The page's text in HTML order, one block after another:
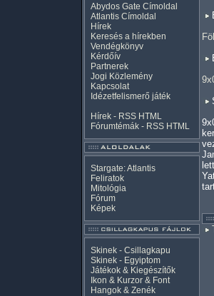
Abydos Gate Címoldal
Atlantis Címoldal
Hírek
Keresés a hírekben
Vendégkönyv
Kérdőív
Partnerek
Jogi Közlemény
Kapcsolat
Idézetfelismerő játék
Hírek - RSS HTML
Fórumtémák - RSS HTML
Stargate: Atlantis
Feliratok
Mitológia
Fórum
Képek
Skinek - Csillagkapu
Skinek - Egyiptom
Játékok & Kiegészítők
Ikon & Kurzor & Font
Hangok & Zenék